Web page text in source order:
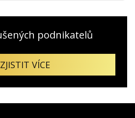
podnikatelů
ZJISTIT VÍCE